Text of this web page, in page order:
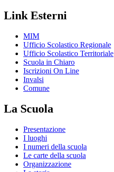
Link Esterni
MIM
Ufficio Scolastico Regionale
Ufficio Scolastico Territoriale
Scuola in Chiaro
Iscrizioni On Line
Invalsi
Comune
La Scuola
Presentazione
I luoghi
I numeri della scuola
Le carte della scuola
Organizzazione